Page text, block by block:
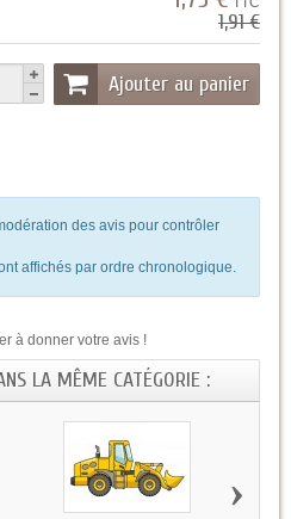
1,91 €
Ajouter au panier
des avis pour contrôler
affichés par ordre chronologique.
à donner votre avis !
LA MÊME CATÉGORIE :
›